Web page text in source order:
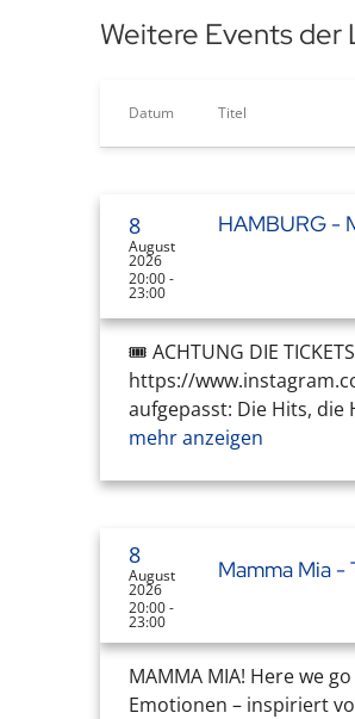
Weitere Events der
Datum Titel
8
August
2026
20:00 -
23:00
HAMBURG -
🎟️ ACHTUNG DIE
https://
aufgepasst: Die Hits,
mehr anzeigen
8
August
2026
20:00 -
23:00
Mamma Mia
MAMMA MIA! Here we
Emotionen – inspiriert